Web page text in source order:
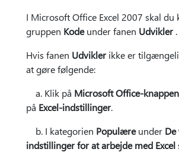
I Microsoft Office Excel 2007 skal du
gruppen Kodeunder fanen Udvikler.
Hvis fanen Udviklerikke er
at gøre følgende:
a. Klik på Microsoft Office-knappen
på Excel-indstillinger.
b. I kategorien Populæreunder
indstillinger for at arbejde med Excel